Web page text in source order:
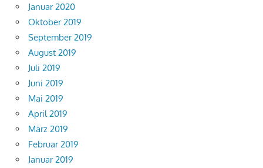
Januar 2020
Oktober 2019
September 2019
August 2019
Juli 2019
Juni 2019
Mai 2019
April 2019
März 2019
Februar 2019
Januar 2019